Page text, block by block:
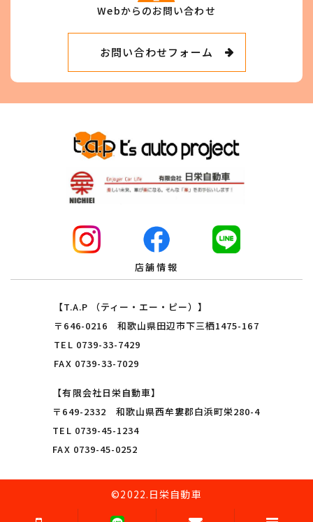
Webからのお問い合わせ
お問い合わせフォーム
店舗情報
【T.A.P （ティー・エー・ピー）】
〒646-0216 和歌山県田辺市下三栖1475-167
TEL 0739-33-7429
FAX 0739-33-7029
【有限会社日栄自動車】
〒649-2332 和歌山県西牟婁郡白浜町栄280-4
TEL 0739-45-1234
FAX 0739-45-0252
©2022. 日栄自動車